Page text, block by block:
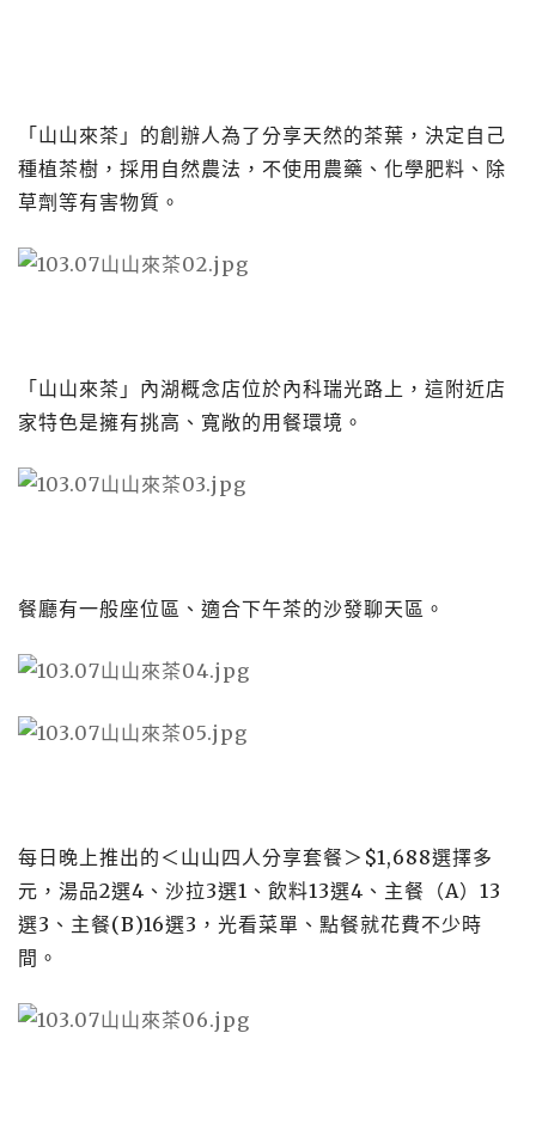
「山山來茶」的創辦人為了分享天然的茶葉，決定自己
種植茶樹，採用自然農法，不使用農藥、化學肥料、除
草劑等有害物質。
「山山來茶」內湖概念店位於內科瑞光路上，這附近店
家特色是擁有挑高、寬敞的用餐環境。
餐廳有一般座位區、適合下午茶的沙發聊天區。
每日晚上推出的＜山山四人分享套餐＞ $1,688選擇多
元，湯品2選4 、沙拉3選1 、飲料13選4 、主餐（A） 13
選3 、主餐(B)16選3 ，光看菜單、點餐就花費不少時
間。